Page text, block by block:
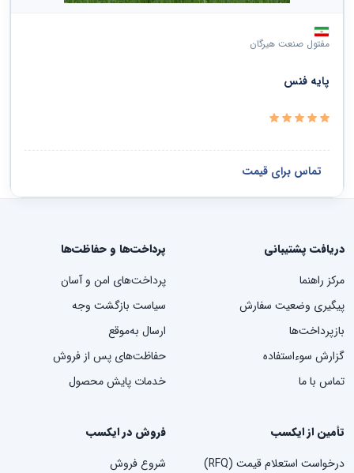
مفتول صنعت هیرگان
پایه فنس
تماس برای قیمت
دریافت پشتیبانی
مرکز راهنما
پیگیری وضعیت سفارش
بازپرداخت‌ها
گزارش سوءاستفاده
تماس با ما
پرداخت‌ها و حفاظت‌ها
پرداخت‌های امن و آسان
سیاست بازگشت وجه
ارسال به‌موقع
حفاظت‌های پس از فروش
خدمات پایش محصول
تأمین از ایکسب
درخواست استعلام قیمت (RFQ)
فروش در ایکسب
شروع فروش